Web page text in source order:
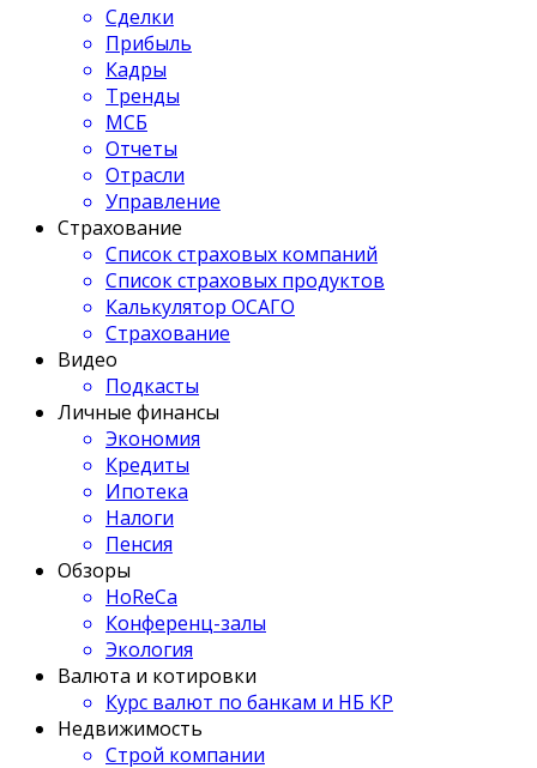
Сделки
Прибыль
Кадры
Тренды
МСБ
Отчеты
Отрасли
Управление
Страхование
Список страховых компаний
Список страховых продуктов
Калькулятор ОСАГО
Страхование
Видео
Подкасты
Личные финансы
Экономия
Кредиты
Ипотека
Налоги
Пенсия
Обзоры
HoReCa
Конференц-залы
Экология
Валюта и котировки
Курс валют по банкам и НБ КР
Недвижимость
Строй компании